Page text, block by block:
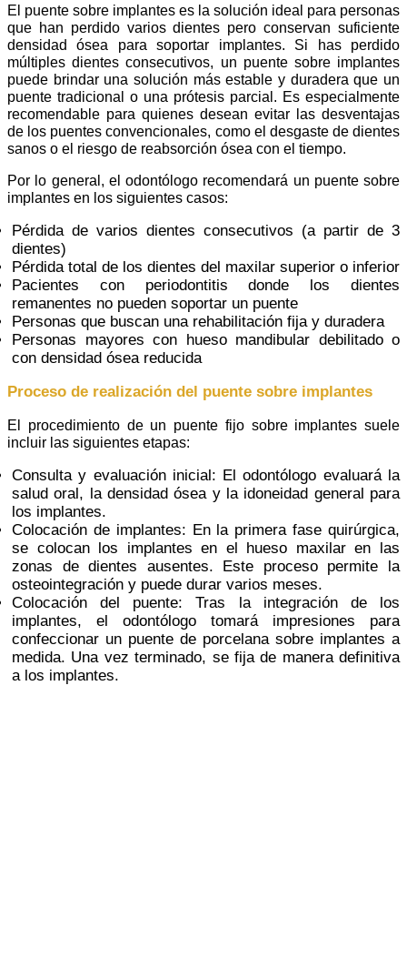
El puente sobre implantes es la solución ideal para personas
que han perdido varios dientes pero conservan suficiente
densidad ósea para soportar implantes. Si has perdido
múltiples dientes consecutivos, un puente sobre implantes
puede brindar una solución más estable y duradera que un
puente tradicional o una prótesis parcial. Es especialmente
recomendable para quienes desean evitar las desventajas
de los puentes convencionales, como el desgaste de dientes
sanos o el riesgo de reabsorción ósea con el tiempo.
Por lo general, el odontólogo recomendará un puente sobre
implantes en los siguientes casos:
Pérdida de varios dientes consecutivos (a partir de 3
dientes)
Pérdida total de los dientes del maxilar superior o inferior
Pacientes con periodontitis donde los dientes
remanentes no pueden soportar un puente
Personas que buscan una rehabilitación fija y duradera
Personas mayores con hueso mandibular debilitado o
con densidad ósea reducida
Proceso de realización del puente sobre implantes
El procedimiento de un puente fijo sobre implantes suele
incluir las siguientes etapas:
Consulta y evaluación inicial: El odontólogo evaluará la
salud oral, la densidad ósea y la idoneidad general para
los implantes.
Colocación de implantes: En la primera fase quirúrgica,
se colocan los implantes en el hueso maxilar en las
zonas de dientes ausentes. Este proceso permite la
osteointegración y puede durar varios meses.
Colocación del puente: Tras la integración de los
implantes, el odontólogo tomará impresiones para
confeccionar un puente de porcelana sobre implantes a
medida. Una vez terminado, se fija de manera definitiva
a los implantes.